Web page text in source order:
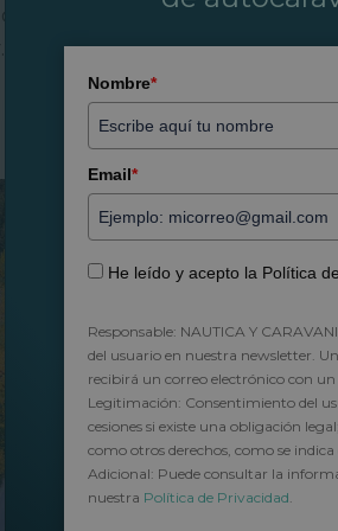
Nombre*
Email*
He leído y acepto la Política
Responsable: NAUTICA Y
del usuario en nuestra newsletter.
recibirá un correo electrónico con
Legitimación: Consentimiento del
cesiones si existe una obligación
como otros derechos, como se
Adicional: Puede consultar la
nuestra Política de Privacidad.
de este post. Te
¿Nos acompañas para